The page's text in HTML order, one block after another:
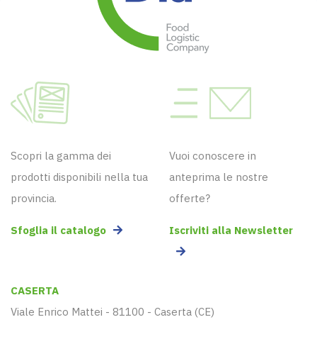
Scopri la gamma dei
prodotti disponibili nella tua
provincia.
Sfoglia il catalogo
Vuoi conoscere in
anteprima le nostre
offerte?
Iscriviti alla Newsletter
CASERTA
Viale Enrico Mattei - 81100 - Caserta (CE)